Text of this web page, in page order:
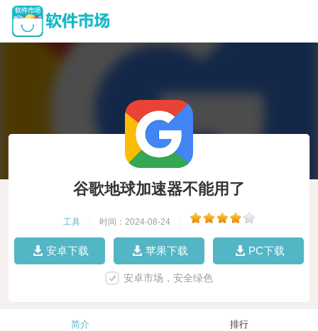
谷歌地球加速器不能用了
工具 时间：2024-08-24
安卓下载 苹果下载 PC下载
安卓市场，安全绿色
简介 排行